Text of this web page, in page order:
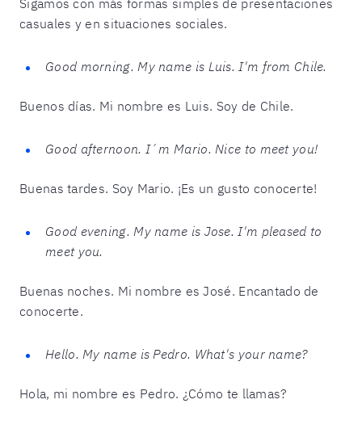
casuales y en situaciones sociales.
Good morning. My name is Luis. I'm from Chile.
Buenos días. Mi nombre es Luis. Soy de Chile.
Good afternoon. I´m Mario. Nice to meet you!
Buenas tardes. Soy Mario. ¡Es un gusto conocerte!
Good evening. My name is Jose. I'm pleased to
meet you.
Buenas noches. Mi nombre es José. Encantado de
conocerte.
Hello. My name is Pedro. What's your name?
Hola, mi nombre es Pedro. ¿Cómo te llamas?